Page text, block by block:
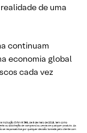
de uma
continuam
economia global
cada vez